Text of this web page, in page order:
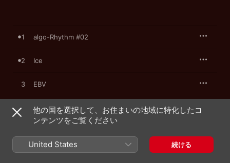
1 algo-Rhythm #02
2 Ice
3 EBV
4 hypocrisy
6 nemesis
他の国を選択して、お住まいの地域に特化したコ
ンテンツをご覧ください
United States 続ける